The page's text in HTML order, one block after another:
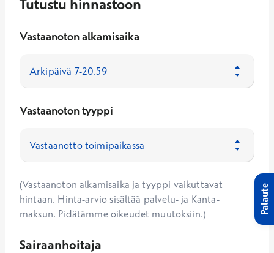
Tutustu hinnastoon
Vastaanoton alkamisaika
Vastaanoton tyyppi
(Vastaanoton alkamisaika ja tyyppi vaikuttavat
hintaan. Hinta-arvio sisältää palvelu- ja Kanta-
maksun. Pidätämme oikeudet muutoksiin.)
Sairaanhoitaja
Palaute